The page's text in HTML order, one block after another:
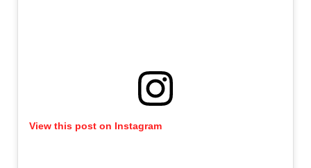
View this post on Instagram